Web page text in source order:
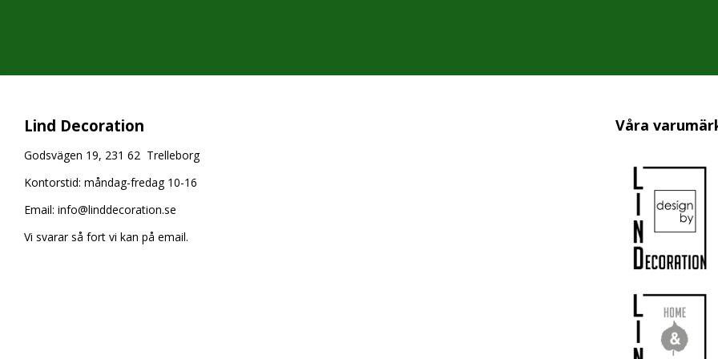
Lind Decoration
Godsvägen 19, 231 62 Trelleborg
Kontorstid: måndag-fredag 10-16
Email: info@linddecoration.se
Vi svarar så fort vi kan på email.
Våra